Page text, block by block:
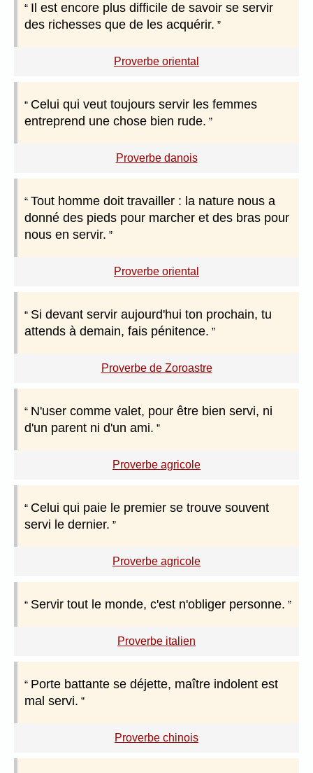
Il est encore plus difficile de savoir se servir
des richesses que de les acquérir.
Proverbe oriental
Celui qui veut toujours servir les femmes
entreprend une chose bien rude.
Proverbe danois
Tout homme doit travailler : la nature nous a
donné des pieds pour marcher et des bras pour
nous en servir.
Proverbe oriental
Si devant servir aujourd'hui ton prochain, tu
attends à demain, fais pénitence.
Proverbe de Zoroastre
N'user comme valet, pour être bien servi, ni
d'un parent ni d'un ami.
Proverbe agricole
Celui qui paie le premier se trouve souvent
servi le dernier.
Proverbe agricole
Servir tout le monde, c'est n'obliger personne.
Proverbe italien
Porte battante se déjette, maître indolent est
mal servi.
Proverbe chinois